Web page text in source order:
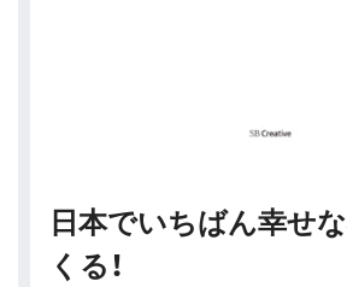
日本でいちばん幸せ
くる！